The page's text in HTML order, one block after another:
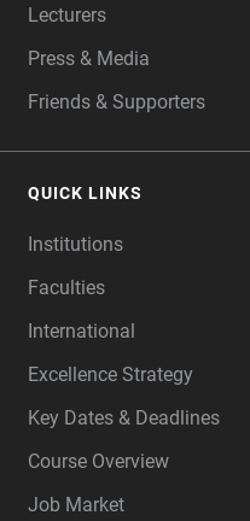
Lecturers
Press & Media
Friends & Supporters
QUICK LINKS
Institutions
Faculties
International
Excellence Strategy
Key Dates & Deadlines
Course Overview
Job Market